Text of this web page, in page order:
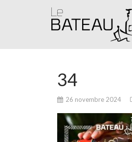
34
26 novembre 2024